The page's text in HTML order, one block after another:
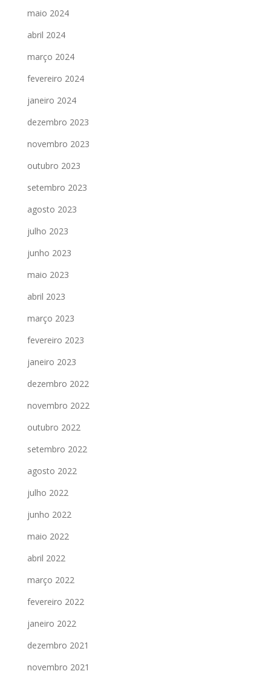
maio 2024
abril 2024
março 2024
fevereiro 2024
janeiro 2024
dezembro 2023
novembro 2023
outubro 2023
setembro 2023
agosto 2023
julho 2023
junho 2023
maio 2023
abril 2023
março 2023
fevereiro 2023
janeiro 2023
dezembro 2022
novembro 2022
outubro 2022
setembro 2022
agosto 2022
julho 2022
junho 2022
maio 2022
abril 2022
março 2022
fevereiro 2022
janeiro 2022
dezembro 2021
novembro 2021